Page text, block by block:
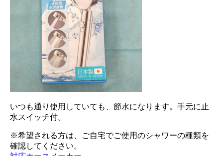
いつも通り使用していても、節水になります。手元に止
水スイッチ付。
※希望される方は、ご自宅でご使用のシャワーの種類を
確認してください。